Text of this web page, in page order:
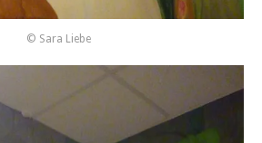
© Sara Liebe